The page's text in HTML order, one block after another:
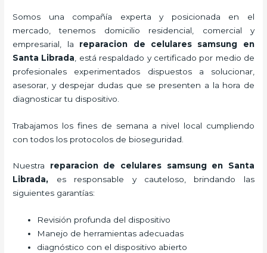
Somos una compañía experta y posicionada en el
mercado, tenemos domicilio residencial, comercial y
empresarial, la reparacion de celulares samsung en
Santa Librada , está respaldado y certificado por medio de
profesionales experimentados dispuestos a solucionar,
asesorar, y despejar dudas que se presenten a la hora de
diagnosticar tu dispositivo.
Trabajamos los fines de semana a nivel local cumpliendo
con todos los protocolos de bioseguridad.
Nuestra reparacion de celulares samsung en Santa
Librada, es responsable y cauteloso, brindando las
siguientes garantías:
Revisión profunda del dispositivo
Manejo de herramientas adecuadas
diagnóstico con el dispositivo abierto